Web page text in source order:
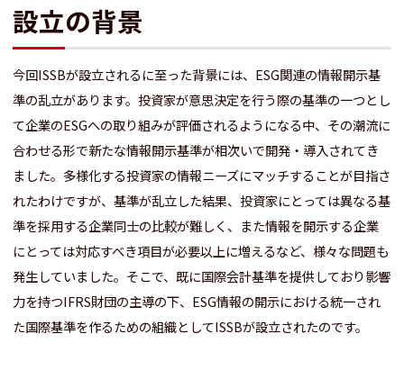
設立の背景
今回ISSBが設立されるに至った背景には、ESG関連の情報開示基
準の乱立があります。投資家が意思決定を行う際の基準の一つとし
て企業のESGへの取り組みが評価されるようになる中、その潮流に
合わせる形で新たな情報開示基準が相次いで開発・導入されてき
ました。多様化する投資家の情報ニーズにマッチすることが目指さ
れたわけですが、基準が乱立した結果、投資家にとっては異なる基
準を採用する企業同士の比較が難しく、また情報を開示する企業
にとっては対応すべき項目が必要以上に増えるなど、様々な問題も
発生していました。そこで、既に国際会計基準を提供しており影響
力を持つIFRS財団の主導の下、ESG情報の開示における統一され
た国際基準を作るための組織としてISSBが設立されたのです。